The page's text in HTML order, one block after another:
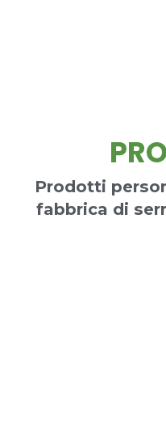
Prodotti
fabbrica di